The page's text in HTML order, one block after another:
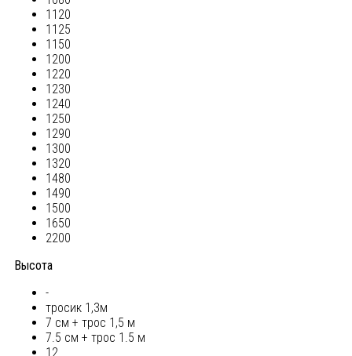
1120
1125
1150
1200
1220
1230
1240
1250
1290
1300
1320
1480
1490
1500
1650
2200
Высота
-
тросик 1,3м
7 см + трос 1,5 м
7.5 см + трос 1.5 м
12